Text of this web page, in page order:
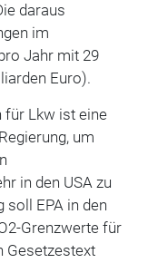
daraus
im
Jahr mit 29
Euro).
für Lkw ist eine
um
in den USA zu
soll EPA in den
Grenzwerte für
Gesetzestext